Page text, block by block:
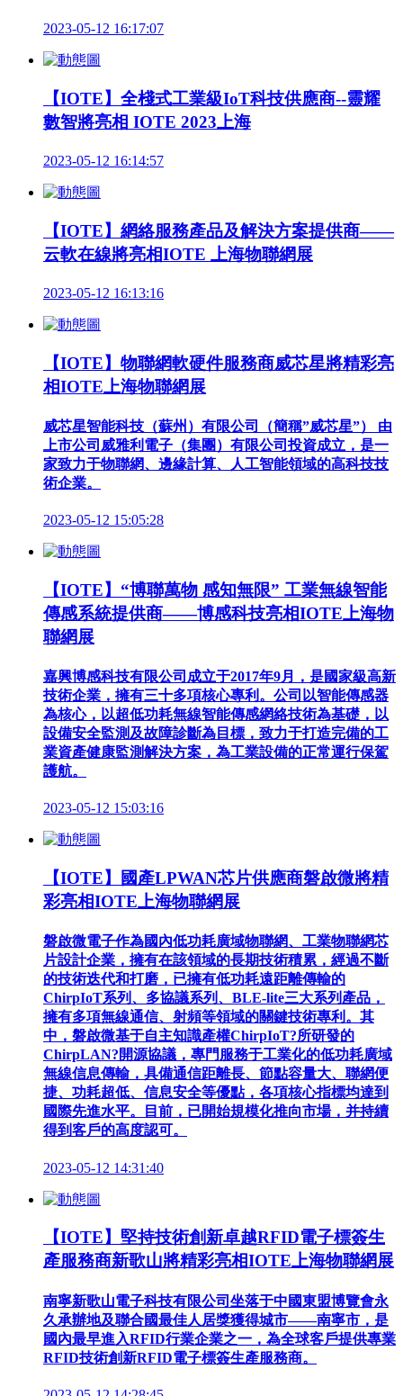
2023-05-12 16:17:07
【IOTE】全棧式工業級IoT科技供應商--靈耀
數智將亮相 IOTE 2023上海
2023-05-12 16:14:57
【IOTE】網絡服務產品及解決方案提供商——
云軟在線將亮相IOTE 上海物聯網展
2023-05-12 16:13:16
【IOTE】物聯網軟硬件服務商威芯星將精彩亮
相IOTE上海物聯網展
威芯星智能科技（蘇州）有限公司（簡稱”威芯星”） 由
上市公司威雅利電子（集團）有限公司投資成立，是一
家致力于物聯網、邊緣計算、人工智能領域的高科技技
術企業。
2023-05-12 15:05:28
【IOTE】“博聯萬物 感知無限” 工業無線智能
傳感系統提供商——博感科技亮相IOTE上海物
聯網展
嘉興博感科技有限公司成立于2017年9月，是國家級高新
技術企業，擁有三十多項核心專利。公司以智能傳感器
為核心，以超低功耗無線智能傳感網絡技術為基礎，以
設備安全監測及故障診斷為目標，致力于打造完備的工
業資產健康監測解決方案，為工業設備的正常運行保駕
護航。
2023-05-12 15:03:16
【IOTE】國產LPWAN芯片供應商磐啟微將精
彩亮相IOTE上海物聯網展
磐啟微電子作為國內低功耗廣域物聯網、工業物聯網芯
片設計企業，擁有在該領域的長期技術積累，經過不斷
的技術迭代和打磨，已擁有低功耗遠距離傳輸的
ChirpIoT系列、多協議系列、BLE-lite三大系列產品，
擁有多項無線通信、射頻等領域的關鍵技術專利。其
中，磐啟微基于自主知識產權ChirpIoT?所研發的
ChirpLAN?開源協議，專門服務于工業化的低功耗廣域
無線信息傳輸，具備通信距離長、節點容量大、聯網便
捷、功耗超低、信息安全等優點，各項核心指標均達到
國際先進水平。目前，已開始規模化推向市場，并持續
得到客戶的高度認可。
2023-05-12 14:31:40
【IOTE】堅持技術創新卓越RFID電子標簽生
產服務商新歌山將精彩亮相IOTE上海物聯網展
南寧新歌山電子科技有限公司坐落于中國東盟博覽會永
久承辦地及聯合國最佳人居獎獲得城市——南寧市，是
國內最早進入RFID行業企業之一，為全球客戶提供專業
RFID技術創新RFID電子標簽生產服務商。